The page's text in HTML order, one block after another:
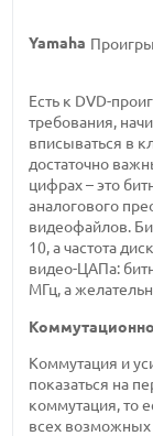
Yamaha
Есть к DVD-
требования,
вписываться в
достаточно
цифрах – это
аналогового
видеофайлов.
10, а частота
видео-ЦАПа:
МГц, а
Коммутация и
показаться на
коммутация, то
всех возможных